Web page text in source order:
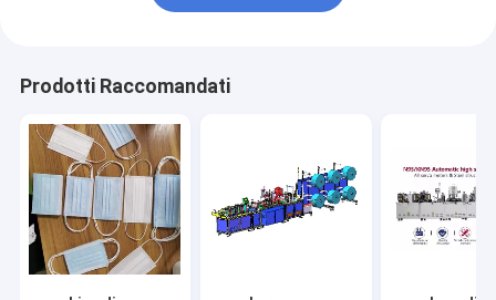
Prodotti Raccomandati